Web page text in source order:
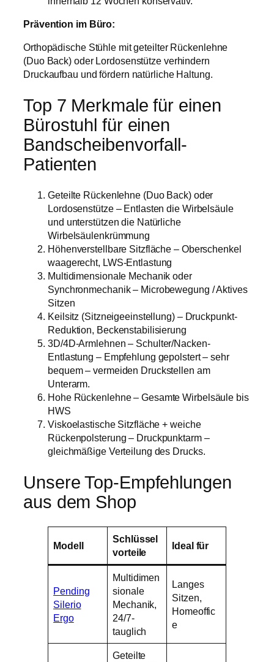
Prävention im Büro:
Orthopädische Stühle mit geteilter Rückenlehne
(Duo Back) oder Lordosenstütze verhindern
Druckaufbau und fördern natürliche Haltung.
Top 7 Merkmale für einen
Bürostuhl für einen
Bandscheibenvorfall-
Patienten
Geteilte Rückenlehne (Duo Back) oder
Lordosenstütze – Entlasten die Wirbelsäule
und unterstützen die Natürliche
Wirbelsäulenkrümmung
Höhenverstellbare Sitzfläche – Oberschenkel
waagerecht, LWS-Entlastung
Multidimensionale Mechanik oder
Synchronmechanik – Microbewegung / Aktives
Sitzen
Keilsitz (Sitzneigeeinstellung) – Druckpunkt-
Reduktion, Beckenstabilisierung
3D/4D-Armlehnen – Schulter/Nacken-
Entlastung – Empfehlung gepolstert – sehr
bequem – vermeiden Druckstellen am
Unterarm.
Hohe Rückenlehne – Gesamte Wirbelsäule bis
HWS
Viskoelastische Sitzfläche + weiche
Rückenpolsterung – Druckpunktarm –
gleichmäßige Verteilung des Drucks.
Unsere Top-Empfehlungen
aus dem Shop
Modell
Schlüssel
vorteile
Ideal für
Pending
Silerio
Ergo
Multidimen
sionale
Mechanik,
24/7-
tauglich
Langes
Sitzen,
Homeoffic
e
Geteilte